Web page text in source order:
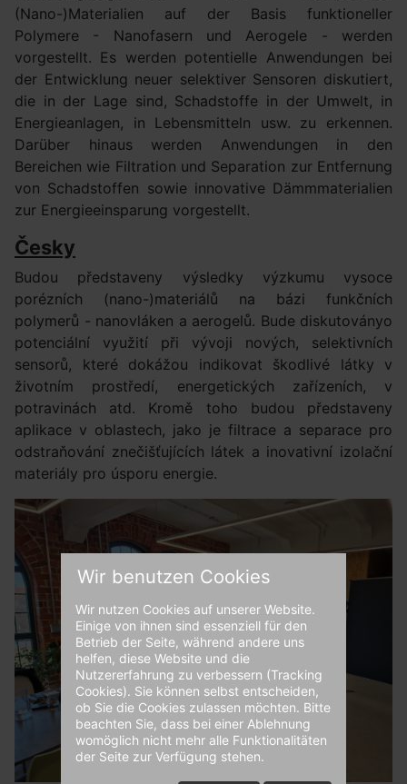
(Nano-)Materialien auf der Basis funktioneller
Polymere - Nanofasern und Aerogele - werden
vorgestellt. Es werden potentielle Anwendungen bei
der Entwicklung neuer selektiver Sensoren diskutiert,
die in der Lage sind, Schadstoffe in der Umwelt, in
Energieanlagen, in Lebensmitteln usw. zu erkennen.
Darüber hinaus werden Anwendungen in den
Bereichen wie Filtration und Separation zur Entfernung
von Schadstoffen sowie innovative Dämmmaterialien
zur Energieeinsparung vorgestellt.
Česky
Budou představeny výsledky výzkumu vysoce
porézních (nano-)materiálů na bázi funkčních
polymerů - nanovláken a aerogelů. Bude diskutoványo
potenciální využití při vývoji nových, selektivních
sensorů, které dokážou indikovat škodlivé látky v
životním prostředí, energetických zařízeních, v
potravinách atd. Kromě toho budou představeny
aplikace v oblastech, jako je filtrace a separace pro
odstraňování znečišťujících látek a inovativní izolační
materiály pro úsporu energie.
Wir benutzen Cookies
Wir nutzen Cookies auf unserer Website.
Einige von ihnen sind essenziell für den
Betrieb der Seite, während andere uns
helfen, diese Website und die
Nutzererfahrung zu verbessern (Tracking
Cookies). Sie können selbst entscheiden,
ob Sie die Cookies zulassen möchten. Bitte
beachten Sie, dass bei einer Ablehnung
womöglich nicht mehr alle Funktionalitäten
der Seite zur Verfügung stehen.